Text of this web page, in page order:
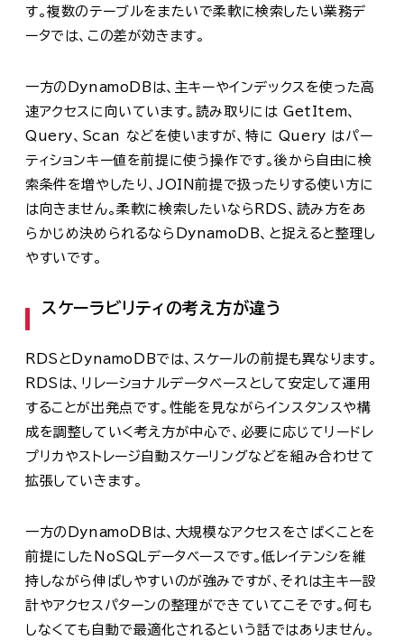
す。複数のテーブルをまたいで柔軟に検索したい業務デ
ータでは、この差が効きます。
一方のDynamoDBは、主キーやインデックスを使った高
速アクセスに向いています。読み取りには GetItem、
Query、Scan などを使いますが、特に Query はパー
ティションキー値を前提に使う操作です。後から自由に検
索条件を増やしたり、JOIN前提で扱ったりする使い方に
は向きません。柔軟に検索したいならRDS、読み方をあ
らかじめ決められるならDynamoDB、と捉えると整理し
やすいです。
スケーラビリティの考え方が違う
RDSとDynamoDBでは、スケールの前提も異なります。
RDSは、リレーショナルデータベースとして安定して運用
することが出発点です。性能を見ながらインスタンスや構
成を調整していく考え方が中心で、必要に応じてリードレ
プリカやストレージ自動スケーリングなどを組み合わせて
拡張していきます。
一方のDynamoDBは、大規模なアクセスをさばくことを
前提にしたNoSQLデータベースです。低レイテンシを維
持しながら伸ばしやすいのが強みですが、それは主キー設
計やアクセスパターンの整理ができていてこそです。何も
しなくても自動で最適化されるという話ではありません。